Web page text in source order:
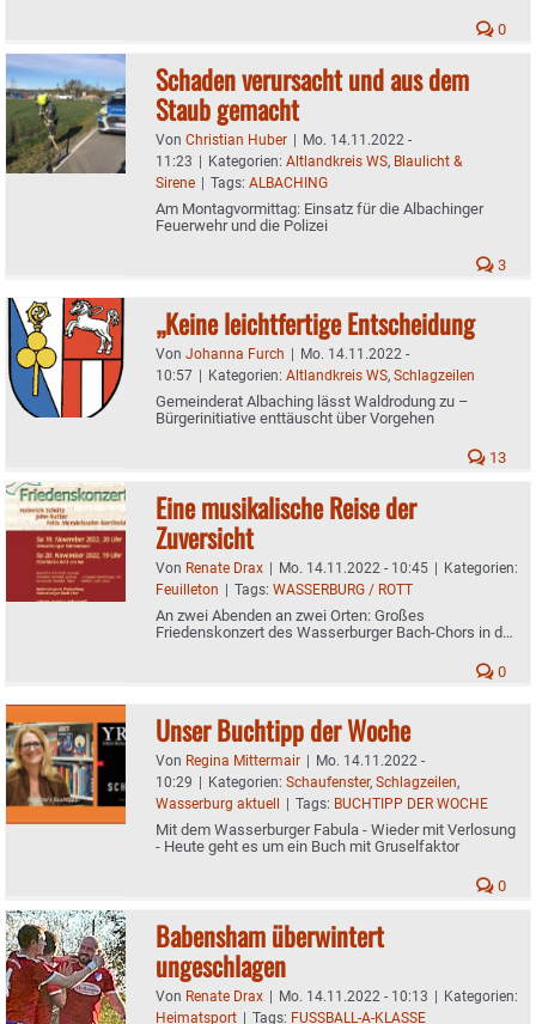
0
Schaden verursacht und aus dem
Staub gemacht
Von Christian Huber | Mo. 14.11.2022 -
11:23 | Kategorien: Altlandkreis WS, Blaulicht &
Sirene | Tags: ALBACHING
Am Montagvormittag: Einsatz für die Albachinger
Feuerwehr und die Polizei
3
„Keine leichtfertige Entscheidung
Von Johanna Furch | Mo. 14.11.2022 -
10:57 | Kategorien: Altlandkreis WS, Schlagzeilen
Gemeinderat Albaching lässt Waldrodung zu –
Bürgerinitiative enttäuscht über Vorgehen
13
Eine musikalische Reise der
Zuversicht
Von Renate Drax | Mo. 14.11.2022 - 10:45 | Kategorien:
Feuilleton | Tags: WASSERBURG / ROTT
An zwei Abenden an zwei Orten: Großes
Friedenskonzert des Wasserburger Bach-Chors in der
0
Unser Buchtipp der Woche
Von Regina Mittermair | Mo. 14.11.2022 -
10:29 | Kategorien: Schaufenster, Schlagzeilen,
Wasserburg aktuell | Tags: BUCHTIPP DER WOCHE
Mit dem Wasserburger Fabula - Wieder mit Verlosung
- Heute geht es um ein Buch mit Gruselfaktor
0
Babensham überwintert
ungeschlagen
Von Renate Drax | Mo. 14.11.2022 - 10:13 | Kategorien:
Heimatsport | Tags: FUSSBALL-A-KLASSE